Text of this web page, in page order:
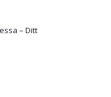
– Ditt